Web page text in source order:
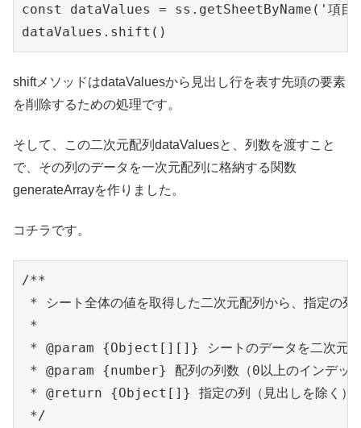
const dataValues = ss.getSheetByName('項
shiftメソッドはdataValuesから見出し行を表す先頭の要素
を削除するための処理です。
そして、この二次元配列dataValuesと、列数を渡すこと
で、その列のデータを一次元配列に格納する関数
generateArrayを作りました。
コチラです。
/**
* シート全体の値を取得した二次元配列から、指定の列
*
* @param {Object[][]} シートのデータを二次元配
* @param {number} 配列の列数（0以上のインデッ
* @return {Object[]} 指定の列（見出しを除く）の
*/